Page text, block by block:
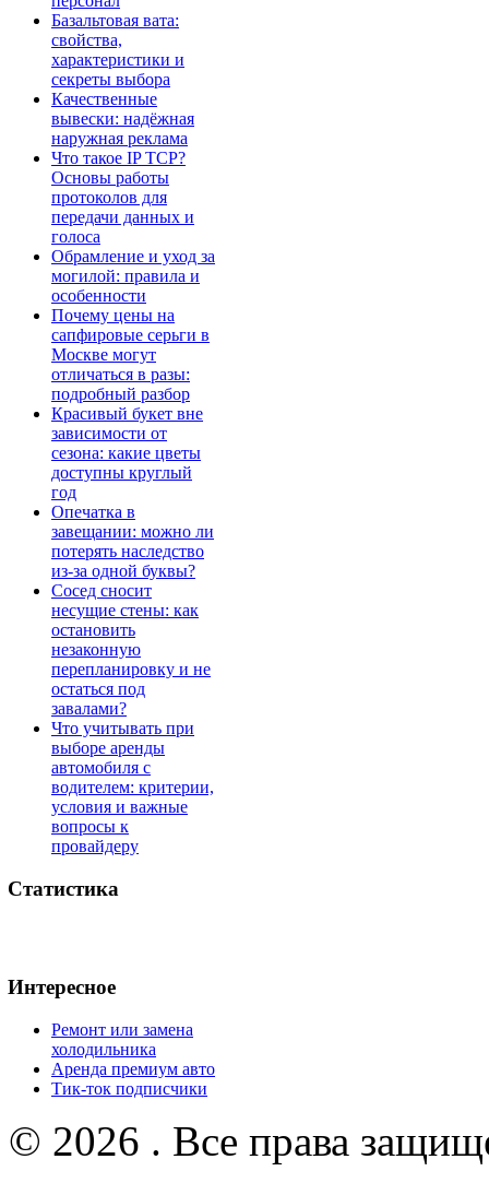
Базальтовая вата:
свойства,
характеристики и
секреты выбора
Качественные
вывески: надёжная
наружная реклама
Что такое IP TCP?
Основы работы
протоколов для
передачи данных и
голоса
Обрамление и уход за
могилой: правила и
особенности
Почему цены на
сапфировые серьги в
Москве могут
отличаться в разы:
подробный разбор
Красивый букет вне
зависимости от
сезона: какие цветы
доступны круглый
год
Опечатка в
завещании: можно ли
потерять наследство
из-за одной буквы?
Сосед сносит
несущие стены: как
остановить
незаконную
перепланировку и не
остаться под
завалами?
Что учитывать при
выборе аренды
автомобиля с
водителем: критерии,
условия и важные
вопросы к
провайдеру
Статистика
Интересное
Ремонт или замена
холодильника
Аренда премиум авто
Тик-ток подписчики
© 2026 . Все права